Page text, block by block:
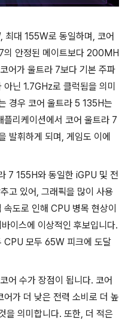
최대 155W로 동일하며, 코어
의 안정된 메이트보다 200MH
어가 울트라 7보다 기본 주파
닌 1.7GHz로 클럭됨을 의미
경우 코어 울트라 5 135H는
플리케이션에서 코어 울트라 7
발휘하게 되며, 게임도 이에
7 155H와 동일한 iGPU 및 전
고 있어, 그래픽을 많이 사용
도로 인해 CPU 병목 현상이
이스에 이상적인 후보입니다.
CPU 모두 65W 피크에 도달
어 수가 장점이 됩니다. 코어
가 더 낮은 전력 소비로 더 높
을 의미합니다. 또한, 더 적은